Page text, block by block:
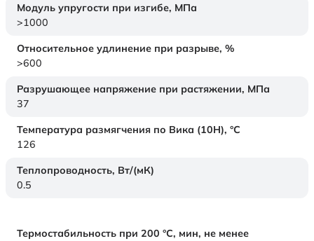
Модуль упругости при изгибе, МПа
>1000
Относительное удлинение при разрыве, %
>600
Разрушающее напряжение при растяжении, МПа
37
Температура размягчения по Вика (10Н), °C
126
Теплопроводность, Вт/(мК)
0.5
Термостабильность при 200 °С, мин, не менее